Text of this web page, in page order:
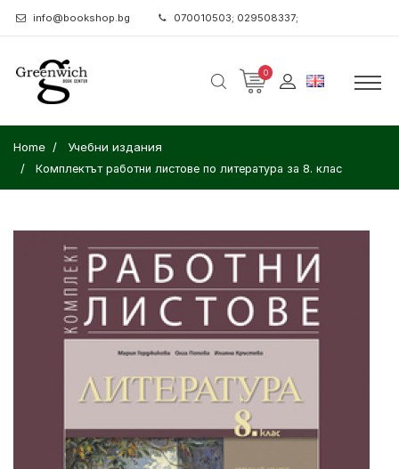
info@bookshop.bg 070010503; 029508337;
0
Home Учебни издания
Комплектът работни листове по литература за 8. клас